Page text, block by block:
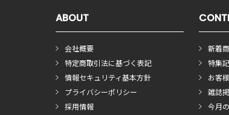
ABOUT
会社概要
特定商取引法に基づく表記
情報セキュリティ基本方針
プライバシーポリシー
採用情報
新着
特集
お客
雑誌
今月